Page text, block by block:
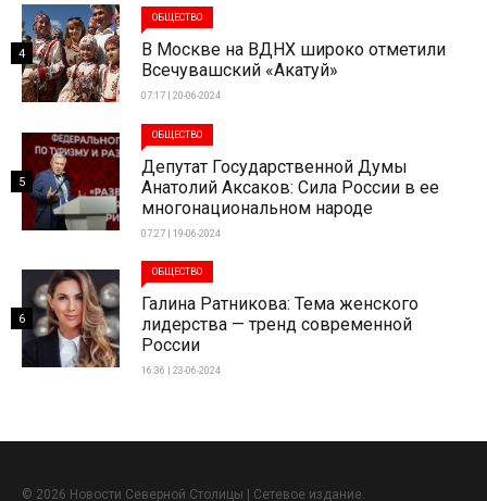
ОБЩЕСТВО
В Москве на ВДНХ широко отметили
Всечувашский «Акатуй»
07:17 | 20-06-2024
4
ОБЩЕСТВО
Депутат Государственной Думы
Анатолий Аксаков: Сила России в ее
многонациональном народе
07:27 | 19-06-2024
5
ОБЩЕСТВО
Галина Ратникова: Тема женского
лидерства — тренд современной
России
16:36 | 23-06-2024
6
© 2026 Новости Северной Столицы | Сетевое издание.